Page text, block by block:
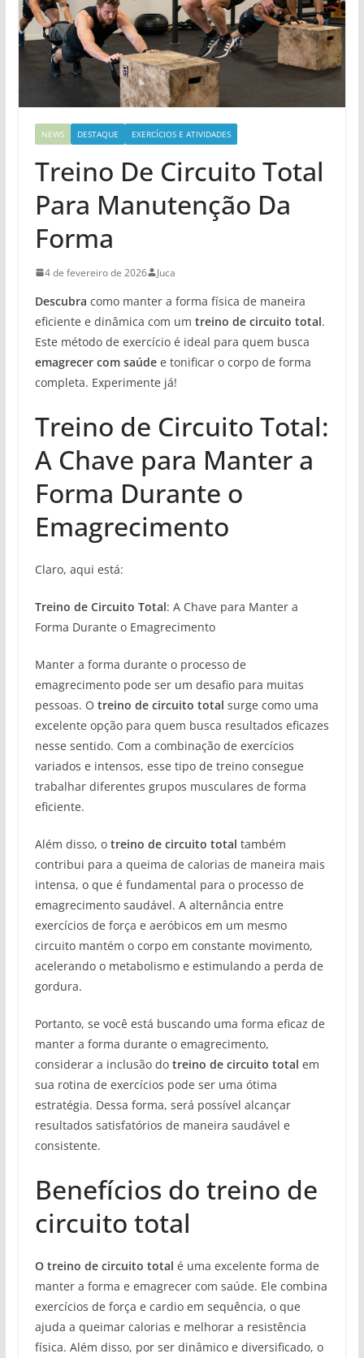
NEWS DESTAQUE EXERCÍCIOS E ATIVIDADES
Treino De Circuito Total
Para Manutenção Da
Forma
4 de fevereiro de 2026 Juca
Descubra como manter a forma física de maneira
eficiente e dinâmica com um treino de circuito total.
Este método de exercício é ideal para quem busca
emagrecer com saúdee tonificar o corpo de forma
completa. Experimente já!
Treino de Circuito Total:
A Chave para Manter a
Forma Durante o
Emagrecimento
Claro, aqui está:
Treino de Circuito Total: A Chave para Manter a
Forma Durante o Emagrecimento
Manter a forma durante o processo de
emagrecimento pode ser um desafio para muitas
pessoas. O treino de circuito total surge como uma
excelente opção para quem busca resultados eficazes
nesse sentido. Com a combinação de exercícios
variados e intensos, esse tipo de treino consegue
trabalhar diferentes grupos musculares de forma
eficiente.
Além disso, o treino de circuito total também
contribui para a queima de calorias de maneira mais
intensa, o que é fundamental para o processo de
emagrecimento saudável. A alternância entre
exercícios de força e aeróbicos em um mesmo
circuito mantém o corpo em constante movimento,
acelerando o metabolismo e estimulando a perda de
gordura.
Portanto, se você está buscando uma forma eficaz de
manter a forma durante o emagrecimento,
considerar a inclusão do treino de circuito total em
sua rotina de exercícios pode ser uma ótima
estratégia. Dessa forma, será possível alcançar
resultados satisfatórios de maneira saudável e
consistente.
Benefícios do treino de
circuito total
O treino de circuito total é uma excelente forma de
manter a forma e emagrecer com saúde. Ele combina
exercícios de força e cardio em sequência, o que
ajuda a queimar calorias e melhorar a resistência
física. Além disso, por ser dinâmico e diversificado, o